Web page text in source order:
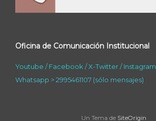
Oficina de Comunicación Institucional
Youtube /Facebook /X-Twitter/Instagram
Whatsapp > 2995461107 (sólo mensajes)
Un Tema de SiteOrigin